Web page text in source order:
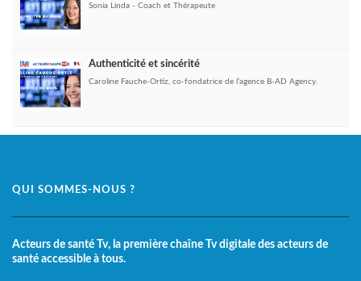
Sonia Linda - Coach et Thérapeute
Authenticité et sincérité
Caroline Fauche-Ortiz, co-fondatrice de l’agence B-AD Agency.
QUI SOMMES-NOUS ?
Acteurs de santé Tv, la première chaîne Tv digitale des acteurs de
santé accessible à tous.